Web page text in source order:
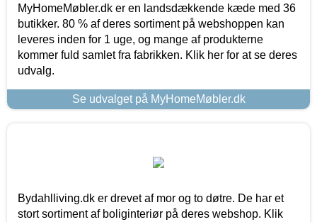
MyHomeMøbler.dk er en landsdækkende kæde med 36
butikker. 80 % af deres sortiment på webshoppen kan
leveres inden for 1 uge, og mange af produkterne
kommer fuld samlet fra fabrikken. Klik her for at se deres
udvalg.
Se udvalget på MyHomeMøbler.dk
Bydahlliving.dk er drevet af mor og to døtre. De har et
stort sortiment af boliginteriør på deres webshop. Klik